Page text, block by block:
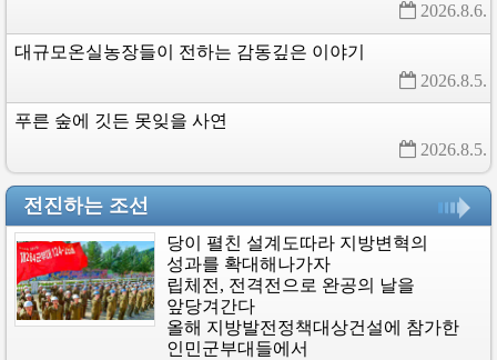
2026.8.6.
대규모온실농장들이 전하는 감동깊은 이야기
2026.8.5.
푸른 숲에 깃든 못잊을 사연
2026.8.5.
전진하는 조선
당이 펼친 설계도따라 지방변혁의
성과를 확대해나가자
립체전, 전격전으로 완공의 날을
앞당겨간다
올해 지방발전정책대상건설에 참가한
인민군부대들에서